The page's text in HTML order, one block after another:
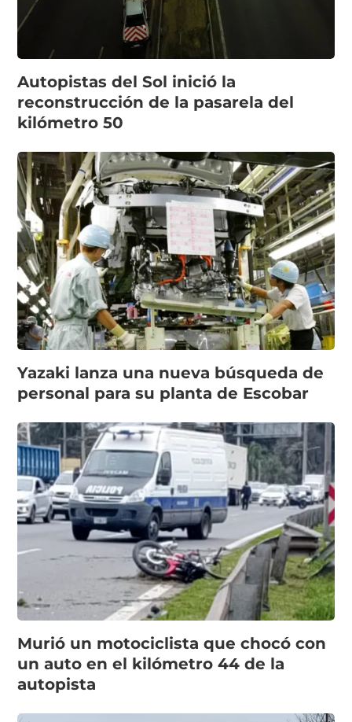
Autopistas del Sol inició la
reconstrucción de la pasarela del
kilómetro 50
Yazaki lanza una nueva búsqueda de
personal para su planta de Escobar
Murió un motociclista que chocó con
un auto en el kilómetro 44 de la
autopista